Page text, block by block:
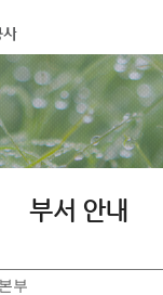
부서 안내